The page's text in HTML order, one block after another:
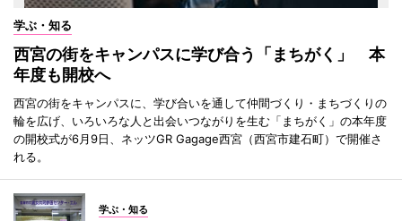
学ぶ・知る
西宮の街をキャンパスに学び合う「まちがく」 本
年度も開校へ
西宮の街をキャンパスに、学び合いを通して仲間づくり・まちづくりの
輪を広げ、いろいろな人と出会いつながりを生む「まちがく」の本年度
の開校式が6月9日、ネッツGR Gagage西宮（西宮市建石町）で開催さ
れる。
学ぶ・知る